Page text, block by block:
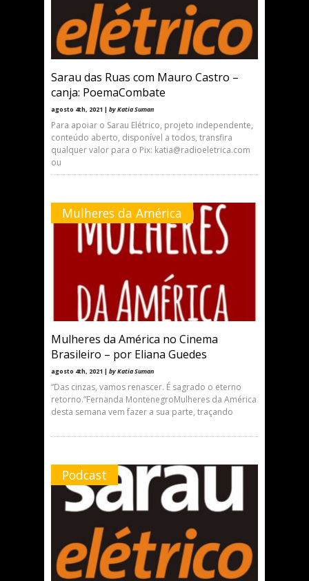
Sarau das Ruas com Mauro Castro –
canja: PoemaCombate
agosto 4th, 2021 | by Katia Suman
Para apoiar o Sarau Elétrico, projeto independente,
conteúdo aberto, disponível a todos, transfira
qualquer valor para o Pix: katia@radioeletrica.com
ou
Mulheres da América
Mulheres da América no Cinema
Brasileiro – por Eliana Guedes
agosto 4th, 2021 | by Katia Suman
“Das cinzas, vamos renascer. É sagrado o eterno
retorno.”Fernanda MontenegroMulheres da América
desta semana vem fazer a sua parte, traçando
Podcast